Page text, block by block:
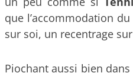
que l’accommodation
sur soi, un recentrage sur
Piochant aussi bien